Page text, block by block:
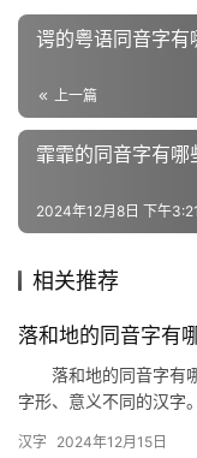
义
近
词
词
拼
谔的粤语同音字有
上一篇
霏霏的同音字有哪
2024年12月8日 下午3:21
相关推荐
落和地的同音字有
落和地的同音字有
字形、意义不同的汉字
汉字 2024年12月15日